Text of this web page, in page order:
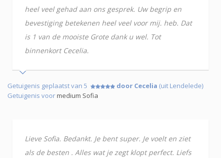
heel veel gehad aan ons gesprek. Uw begrip en
bevestiging betekenen heel veel voor mij. heb. Dat
is 1 van de mooiste Grote dank u wel. Tot
binnenkort Cecelia.
Getuigenis geplaatst van 5 door Cecelia (uit Lendelede)
Getuigenis voormedium Sofia
Lieve Sofia. Bedankt. Je bent super. Je voelt en ziet
als de besten . Alles wat je zegt klopt perfect. Liefs